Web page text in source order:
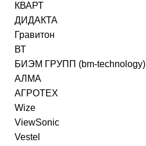
КВАРТ
ДИДАКТА
Гравитон
ВТ
БИЭМ ГРУПП (bm-technology)
АЛМА
АГРОТЕХ
Wize
ViewSonic
Vestel